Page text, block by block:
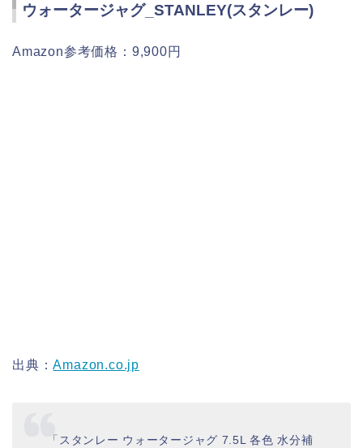
ウォータージャグ_STANLEY(スタンレー)
Amazon参考価格：9,900円
出典：Amazon.co.jp
「スタンレー ウォータージャグ 7.5L 各色 水分補